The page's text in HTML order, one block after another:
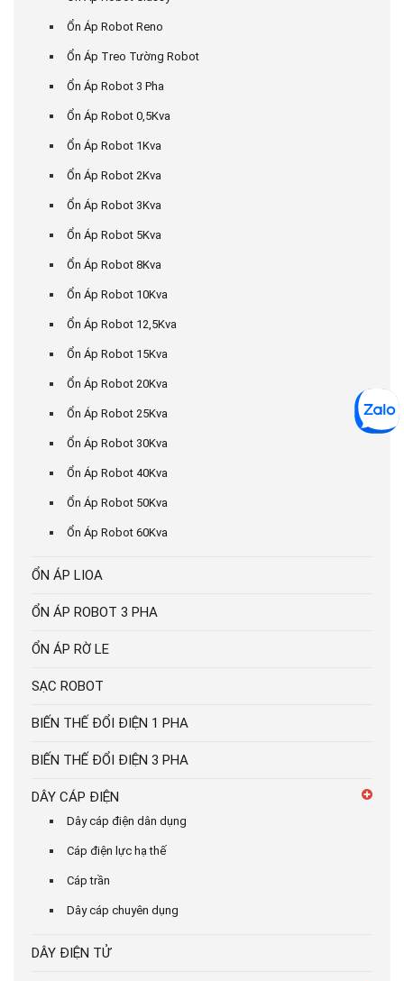
Ổn Áp Robot Reno
Ổn Áp Treo Tường Robot
Ổn Áp Robot 3 Pha
Ổn Áp Robot 0,5Kva
Ổn Áp Robot 1Kva
Ổn Áp Robot 2Kva
Ổn Áp Robot 3Kva
Ổn Áp Robot 5Kva
Ổn Áp Robot 8Kva
Ổn Áp Robot 10Kva
Ổn Áp Robot 12,5Kva
Ổn Áp Robot 15Kva
Ổn Áp Robot 20Kva
Ổn Áp Robot 25Kva
Ổn Áp Robot 30Kva
Ổn Áp Robot 40Kva
Ổn Áp Robot 50Kva
Ổn Áp Robot 60Kva
ỔN ÁP LIOA
ỔN ÁP ROBOT 3 PHA
ỔN ÁP RỜ LE
SẠC ROBOT
BIẾN THẾ ĐỔI ĐIỆN 1 PHA
BIẾN THẾ ĐỔI ĐIỆN 3 PHA
DÂY CÁP ĐIỆN
Dây cáp điện dân dụng
Cáp điện lực hạ thế
Cáp trần
Dây cáp chuyên dụng
DÂY ĐIỆN TỬ